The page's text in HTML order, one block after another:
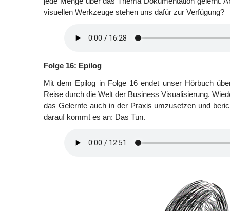
visuellen Werkzeuge stehen uns dafür zur Verfügung?
Folge 16: Epilog
Mit dem Epilog in Folge 16 endet unser Hörbuch
Reise durch die Welt der Business Visualisierung.
das Gelernte auch in der Praxis umzusetzen und
darauf kommt es an: Das Tun.